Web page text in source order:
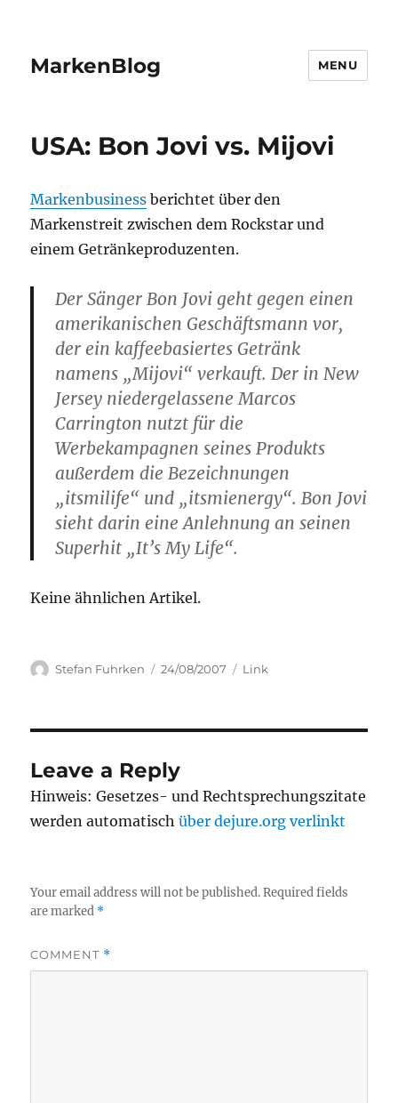
MarkenBlog MENU
USA: Bon Jovi vs. Mijovi
Markenbusiness berichtet über den
Markenstreit zwischen dem Rockstar und
einem Getränkeproduzenten.
Der Sänger Bon Jovi geht gegen einen
amerikanischen Geschäftsmann vor,
der ein kaffeebasiertes Getränk
namens „Mijovi“ verkauft. Der in New
Jersey niedergelassene Marcos
Carrington nutzt für die
Werbekampagnen seines Produkts
außerdem die Bezeichnungen
„itsmilife“ und „itsmienergy“. Bon Jovi
sieht darin eine Anlehnung an seinen
Superhit „It’s My Life“.
Keine ähnlichen Artikel.
Author
Stefan Fuhrken
Posted
24/08/2007 Categories
Link
Leave a Reply
Hinweis: Gesetzes- und Rechtsprechungszitate
werden automatischüber dejure.org verlinkt
Your email address will not be published. Required fields
are marked *
COMMENT *